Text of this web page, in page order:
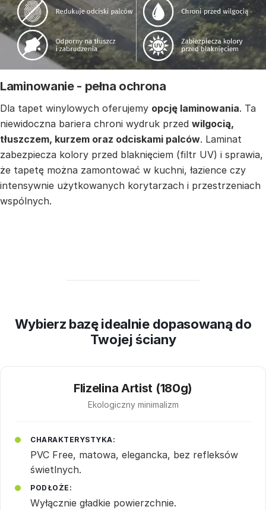
Laminowanie - pełna ochrona
Dla tapet winylowych oferujemy opcję laminowania. Ta
niewidoczna bariera chroni wydruk przed wilgocią,
tłuszczem, kurzem oraz odciskami palców. Laminat
zabezpiecza kolory przed blaknięciem (filtr UV) i sprawia,
że tapetę można zamontować w kuchni, łazience czy
intensywnie użytkowanych korytarzach i przestrzeniach
wspólnych.
Wybierz bazę idealnie dopasowaną do
Twojej ściany
Flizelina Artist (180g)
Ekologiczny minimalizm
CHARAKTERYSTYKA:
PVC Free, matowa, elegancka, bez refleksów
świetlnych.
PODŁOŻE:
Wyłącznie gładkie powierzchnie.